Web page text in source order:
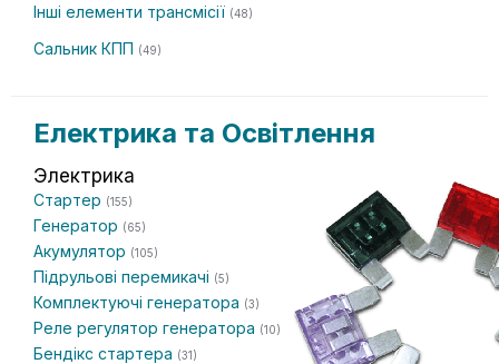
Інші елементи трансмісії (48)
Сальник КПП (49)
Електрика та Освітлення
Электрика
Стартер (155)
Генератор (65)
Акумулятор (105)
Підрульові перемикачі (5)
Комплектуючі генератора (3)
Реле регулятор генератора (10)
Бендікс стартера (31)